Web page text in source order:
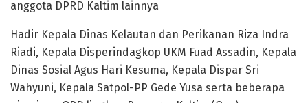
anggota DPRD Kaltim lainnya
Hadir Kepala Dinas Kelautan dan Perikanan Riza Indra
Riadi, Kepala Disperindagkop UKM Fuad Assadin, Kepala
Dinas Sosial Agus Hari Kesuma, Kepala Dispar Sri
Wahyuni, Kepala Satpol-PP Gede Yusa serta beberapa